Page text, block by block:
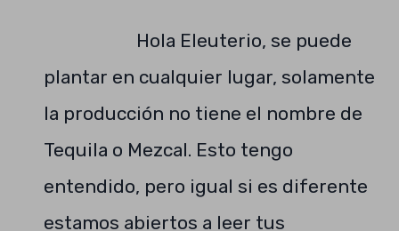
Hola Eleuterio, se puede
plantar en cualquier lugar, solamente
la producción no tiene el nombre de
Tequila o Mezcal. Esto tengo
entendido, pero igual si es diferente
estamos abiertos a leer tus